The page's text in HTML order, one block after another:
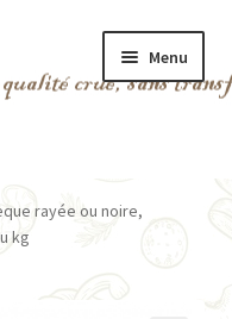
Menu
rayée ou noire,
kg